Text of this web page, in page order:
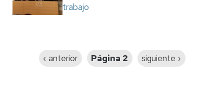
trabajo
Página
‹ anterior Página 2
Siguiente
siguiente ›